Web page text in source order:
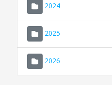
2024
2025
2026